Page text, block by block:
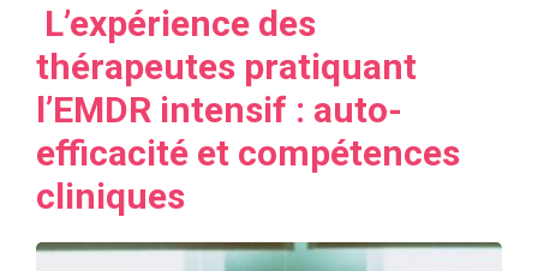
L’expérience des
thérapeutes pratiquant
l’EMDR intensif : auto-
efficacité et compétences
cliniques